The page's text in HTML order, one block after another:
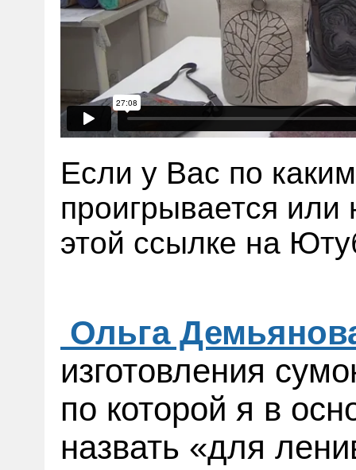
Если у Вас по
проигрывается или
этой ссылке на
Ольга
изготовления
по которой я в
назвать «для